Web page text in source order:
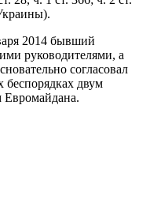
2014 бывший
руководителями, а
согласовал
беспорядках двум
Евромайдана.